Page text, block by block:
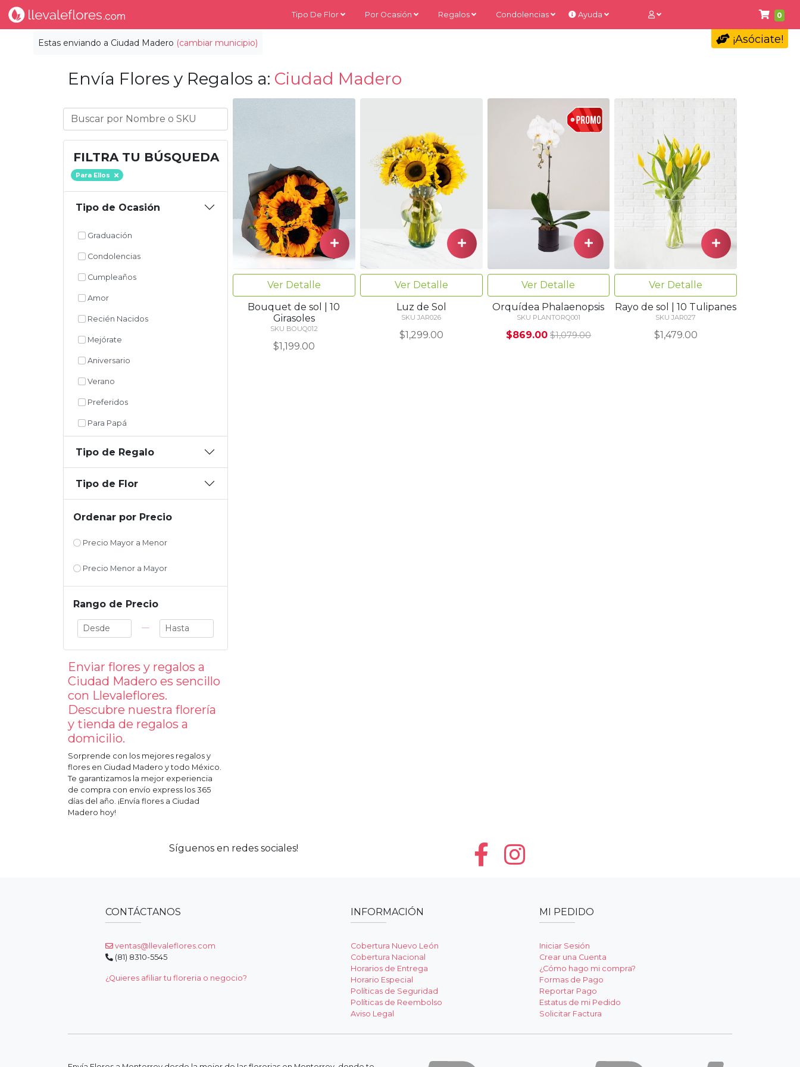
0
Estas enviando a Ciudad Madero (cambiar municipio)
Tipo De Flor Por Ocasión Regalos Condolencias Ayuda
¡Asóciate!
Envía Flores y Regalos a: Ciudad Madero
FILTRA TU BÚSQUEDA
Para Ellos
Tipo de Ocasión
Graduación
Condolencias
Cumpleaños
Amor
Recién Nacidos
Mejórate
Aniversario
Verano
Preferidos
Para Papá
Tipo de Regalo
Tipo de Flor
Ordenar por Precio
Precio Mayor a Menor
Precio Menor a Mayor
Rango de Precio
—
Enviar flores y regalos a
Ciudad Madero es sencillo
con Llevaleflores.
Descubre nuestra florería
y tienda de regalos a
domicilio.
Sorprende con los mejores regalos y
flores en Ciudad Madero y todo México.
Te garantizamos la mejor experiencia
de compra con envío express los 365
días del año. ¡Envía flores a Ciudad
Madero hoy!
Ver Detalle
Bouquet de sol | 10
Girasoles
SKU BOUQ012
$1,199.00
Ver Detalle
Luz de Sol
SKU JAR026
$1,299.00
Ver Detalle
Orquídea Phalaenopsis
SKU PLANTORQ001
$869.00 $1,079.00
Ver Detalle
Rayo de sol | 10 Tulipanes
SKU JAR027
$1,479.00
Síguenos en redes sociales!
CONTÁCTANOS
ventas@llevaleflores.com
(81) 8310-5545
¿Quieres afiliar tu floreria o negocio?
INFORMACIÓN
Cobertura Nuevo León
Cobertura Nacional
Horarios de Entrega
Horario Especial
Políticas de Seguridad
Políticas de Reembolso
Aviso Legal
MI PEDIDO
Iniciar Sesión
Crear una Cuenta
¿Cómo hago mi compra?
Formas de Pago
Reportar Pago
Estatus de mi Pedido
Solicitar Factura